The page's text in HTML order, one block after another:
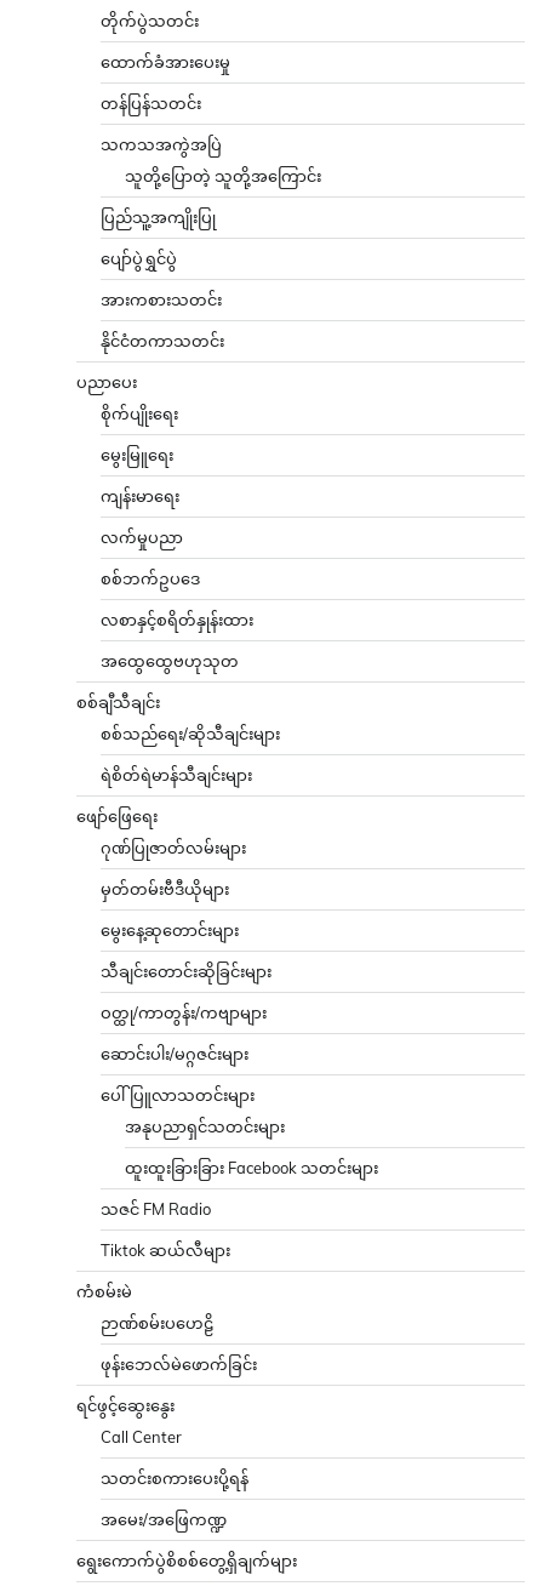
တိုက်ပွဲသတင်း
ထောက်ခံအားပေးမှု
တန်ပြန်သတင်း
သကသအကွဲအပြဲ
သူတို့ပြောတဲ့ သူတို့အကြောင်း
ပြည်သူ့အကျိုးပြု
ပျော်ပွဲရွှင်ပွဲ
အားကစားသတင်း
နိုင်ငံတကာသတင်း
ပညာပေး
စိုက်ပျိုးရေး
မွေးမြူရေး
ကျန်းမာရေး
လက်မှုပညာ
စစ်ဘက်ဥပဒေ
လစာနှင့်စရိတ်နှုန်းထား
အထွေထွေဗဟုသုတ
စစ်ချီသီချင်း
စစ်သည်ရေး/ဆိုသီချင်းများ
ရဲစိတ်ရဲမာန်သီချင်းများ
ဖျော်ဖြေရေး
ဂုဏ်ပြုဇာတ်လမ်းများ
မှတ်တမ်းဗီဒီယိုများ
မွေးနေ့ဆုတောင်းများ
သီချင်းတောင်းဆိုခြင်းများ
ဝတ္ထု/ကာတွန်း/ကဗျာများ
ဆောင်းပါး/မဂ္ဂဇင်းများ
ပေါ်ပြူလာသတင်းများ
အနုပညာရှင်သတင်းများ
ထူးထူးခြားခြား Facebook သတင်းများ
သဇင် FM Radio
Tiktok ဆယ်လီများ
ကံစမ်းမဲ
ဉာဏ်စမ်းပဟေဠိ
ဖုန်းဘေလ်မဲဖောက်ခြင်း
ရင်ဖွင့်ဆွေးနွေး
Call Center
သတင်းစကားပေးပို့ရန်
အမေး/အဖြေကဏ္ဍ
ရွေးကောက်ပွဲစိစစ်တွေ့ရှိချက်များ